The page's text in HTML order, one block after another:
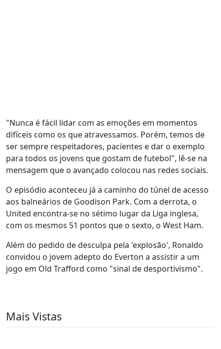
"Nunca é fácil lidar com as emoções em momentos
difíceis como os que atravessamos. Porém, temos de
ser sempre respeitadores, pacientes e dar o exemplo
para todos os jovens que gostam de futebol", lê-se na
mensagem que o avançado colocou nas redes sociais.
O episódio aconteceu já a caminho do túnel de acesso
aos balneários de Goodison Park. Com a derrota, o
United encontra-se no sétimo lugar da Liga inglesa,
com os mesmos 51 pontos que o sexto, o West Ham.
Além do pedido de desculpa pela 'explosão', Ronaldo
convidou o jovem adepto do Everton a assistir a um
jogo em Old Trafford como "sinal de desportivismo".
Mais Vistas